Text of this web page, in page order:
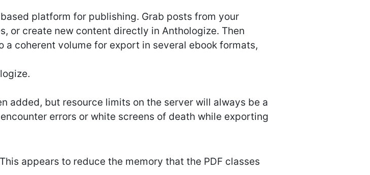
platform for publishing. Grab posts from your
or create new content directly in Anthologize. Then
coherent volume for export in several ebook formats,
added, but resource limits on the server will always be a
errors or white screens of death while exporting
appears to reduce the memory that the PDF classes